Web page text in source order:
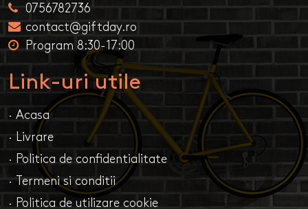
0756782736
contact@giftday.ro
Program 8:30-17:00
Link-uri utile
· Acasa
· Livrare
· Politica de confidentialitate
· Termeni si conditii
· Politica de utilizare cookie